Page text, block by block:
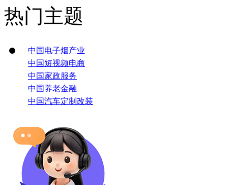
热门主题
中国电子烟产业
中国短视频电商
中国家政服务
中国养老金融
中国汽车定制改装